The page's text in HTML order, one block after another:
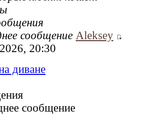
сообщение Aleksey
20:30
диване
сообщение